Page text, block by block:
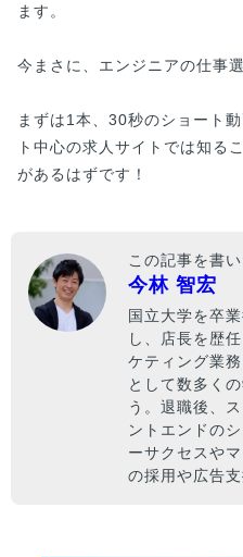
ます。
今まさに、エンジニアの仕事
まずは1本、30秒のショート
ト中心の求人サイトでは知る
があるはずです！
この記事を書い
今林 智宏
国立大学を卒
し、店長を歴
ケティング業
として数多く
う。退職後、
ントエンドの
ーサクセスや
の採用や広告支